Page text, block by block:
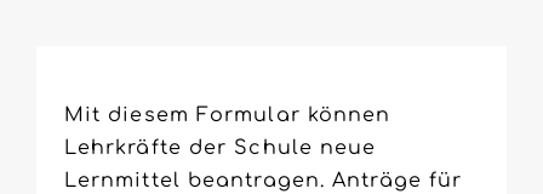
Leave
this
field
Mit diesem Formular können
Lehrkräfte der Schule neue
Lernmittel beantragen. Anträge für